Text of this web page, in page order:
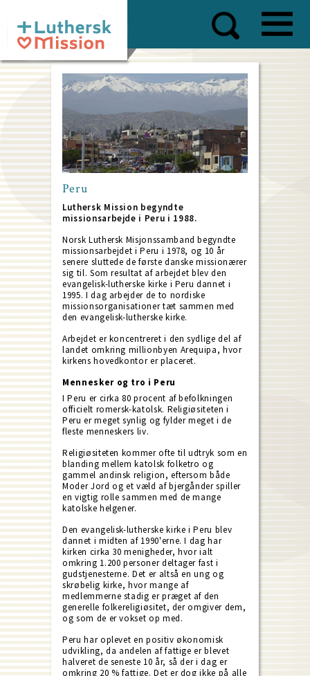
main
content
Peru
Luthersk Mission begyndte
missionsarbejde i Peru i 1988.
Norsk Luthersk Misjonssamband begyndte
missionsarbejdet i Peru i 1978, og 10 år
senere sluttede de første danske missionærer
sig til. Som resultat af arbejdet blev den
evangelisk-lutherske kirke i Peru dannet i
1995. I dag arbejder de to nordiske
missionsorganisationer tæt sammen med
den evangelisk-lutherske kirke.
Arbejdet er koncentreret i den sydlige del af
landet omkring millionbyen Arequipa, hvor
kirkens hovedkontor er placeret.
Mennesker og tro i Peru
I Peru er cirka 80 procent af befolkningen
officielt romersk-katolsk. Religiøsiteten i
Peru er meget synlig og fylder meget i de
fleste menneskers liv.
Religiøsiteten kommer ofte til udtryk som en
blanding mellem katolsk folketro og
gammel andinsk religion, eftersom både
Moder Jord og et væld af bjergånder spiller
en vigtig rolle sammen med de mange
katolske helgener.
Den evangelisk-lutherske kirke i Peru blev
dannet i midten af 1990'erne. I dag har
kirken cirka 30 menigheder, hvor ialt
omkring 1.200 personer deltager fast i
gudstjenesterne. Det er altså en ung og
skrøbelig kirke, hvor mange af
medlemmerne stadig er præget af den
generelle folkereligiøsitet, der omgiver dem,
og som de er vokset op med.
Peru har oplevet en positiv økonomisk
udvikling, da andelen af fattige er blevet
halveret de seneste 10 år, så der i dag er
omkring 20 % fattige. Det er dog ikke på alle